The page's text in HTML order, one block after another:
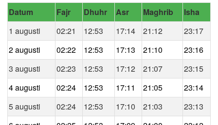
Datum Fajr Dhuhr Asr Maghrib
Isha
1 augusti
02:21 12:53 17:14 21:12
23:17
2 augusti
02:22 12:53 17:13 21:10
23:16
3 augusti
02:23 12:53 17:12 21:07
23:15
4 augusti
02:24 12:53 17:11 21:05
23:14
5 augusti
02:24 12:53 17:10 21:03
23:13